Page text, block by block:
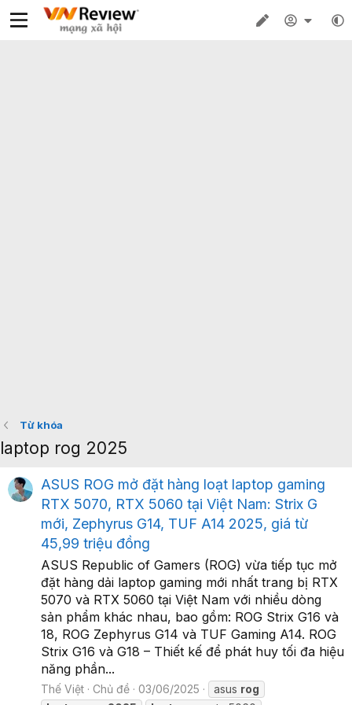
Từ khóa
laptop rog 2025
ASUS ROG mở đặt hàng loạt laptop gaming
RTX 5070, RTX 5060 tại Việt Nam: Strix G
mới, Zephyrus G14, TUF A14 2025, giá từ
45,99 triệu đồng
ASUS Republic of Gamers (ROG) vừa tiếp tục mở
đặt hàng dải laptop gaming mới nhất trang bị RTX
5070 và RTX 5060 tại Việt Nam với nhiều dòng
sản phẩm khác nhau, bao gồm: ROG Strix G16 và
18, ROG Zephyrus G14 và TUF Gaming A14. ROG
Strix G16 và G18 – Thiết kế để phát huy tối đa hiệu
năng phần...
Thế Việt Chủ đề 03/06/2025 asus rog